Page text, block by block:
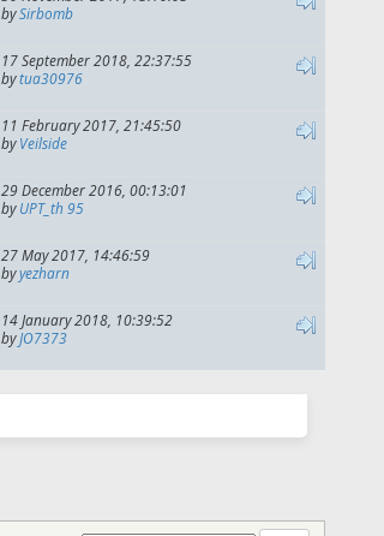
bySirbomb
17 September 2018, 22:37:55
bytua30976
11 February 2017, 21:45:50
byVeilside
29 December 2016, 00:13:01
byUPT_th 95
27 May 2017, 14:46:59
byyezharn
14 January 2018, 10:39:52
byJO7373